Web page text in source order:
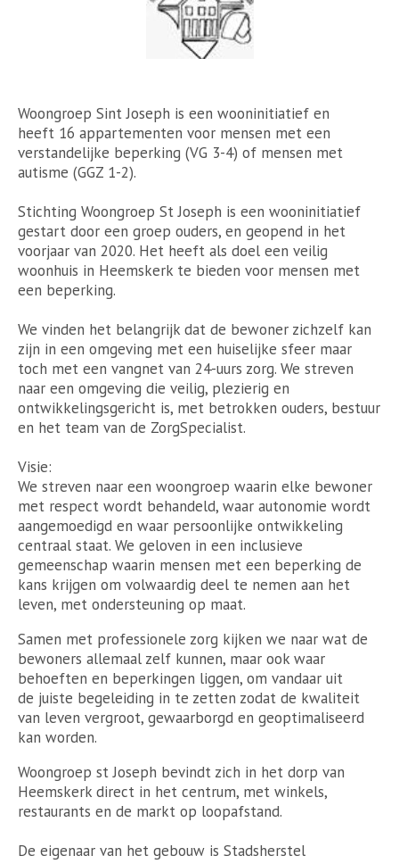
Woongroep Sint Joseph is een wooninitiatief en
heeft 16 appartementen voor mensen met een
verstandelijke beperking (VG 3-4) of mensen met
autisme (GGZ 1-2).
Stichting Woongroep St Joseph is een wooninitiatief
gestart door een groep ouders, en geopend in het
voorjaar van 2020. Het heeft als doel een veilig
woonhuis in Heemskerk te bieden voor mensen met
een beperking.
We vinden het belangrijk dat de bewoner zichzelf kan
zijn in een omgeving met een huiselijke sfeer maar
toch met een vangnet van 24-uurs zorg. We streven
naar een omgeving die veilig, plezierig en
ontwikkelingsgericht is, met betrokken ouders, bestuur
en het team van de ZorgSpecialist.
Visie:
We streven naar een woongroep waarin elke bewoner
met respect wordt behandeld, waar autonomie wordt
aangemoedigd en waar persoonlijke ontwikkeling
centraal staat. We geloven in een inclusieve
gemeenschap waarin mensen met een beperking de
kans krijgen om volwaardig deel te nemen aan het
leven, met ondersteuning op maat.
Samen met professionele zorg kijken we naar wat de
bewoners allemaal zelf kunnen, maar ook waar
behoeften en beperkingen liggen, om vandaar uit
de juiste begeleiding in te zetten zodat de kwaliteit
van leven vergroot, gewaarborgd en geoptimaliseerd
kan worden.
Woongroep st Joseph bevindt zich in het dorp van
Heemskerk direct in het centrum, met winkels,
restaurants en de markt op loopafstand.
De eigenaar van het gebouw is Stadsherstel